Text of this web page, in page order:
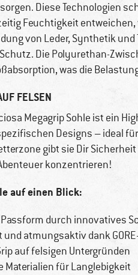
Diese Technologien
Feuchtigkeit
von Leder, Synthetik
Die Polyurethan-
was die
FELSEN
Megagrip Sohle ist ein
Designs – ideal
gibt sie Dir
konzentrieren!
auf einen Blick:
durch innovatives
atmungsaktiv dank GORE-
auf felsigen Untergründen
Materialien für Langlebigkeit